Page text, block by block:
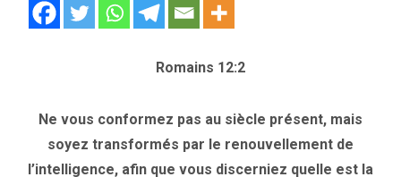
Romains 12:2
Ne vous conformez pas au siècle présent, mais
soyez transformés par le renouvellement de
l’intelligence, afin que vous discerniez quelle est la